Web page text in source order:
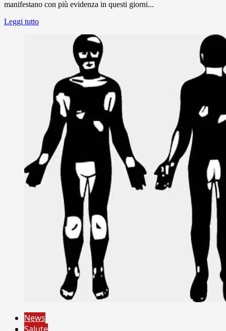
manifestano con più evidenza in questi giorni...
Leggi tutto
News